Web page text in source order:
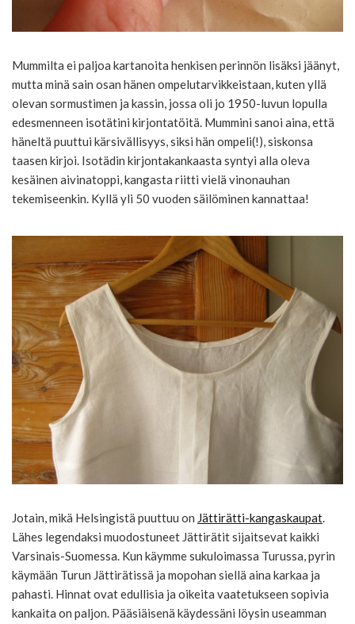
Mummilta ei paljoa kartanoita henkisen perinnön lisäksi jäänyt,
mutta minä sain osan hänen ompelutarvikkeistaan, kuten yllä
olevan sormustimen ja kassin, jossa oli jo 1950-luvun lopulla
edesmenneen isotätini kirjontatöitä. Mummini sanoi aina, että
häneltä puuttui kärsivällisyys, siksi hän ompeli(!), siskonsa
taasen kirjoi. Isotädin kirjontakankaasta syntyi alla oleva
kesäinen aivinatoppi, kangasta riitti vielä vinonauhan
tekemiseenkin. Kyllä yli 50 vuoden säilöminen kannattaa!
Jotain, mikä Helsingistä puuttuu on Jättirätti-kangaskaupat.
Lähes legendaksi muodostuneet Jättirätit sijaitsevat kaikki
Varsinais-Suomessa. Kun käymme sukuloimassa Turussa, pyrin
käymään Turun Jättirätissä ja mopohan siellä aina karkaa ja
pahasti. Hinnat ovat edullisia ja oikeita vaatetukseen sopivia
kankaita on paljon. Pääsiäisenä käydessäni löysin useamman